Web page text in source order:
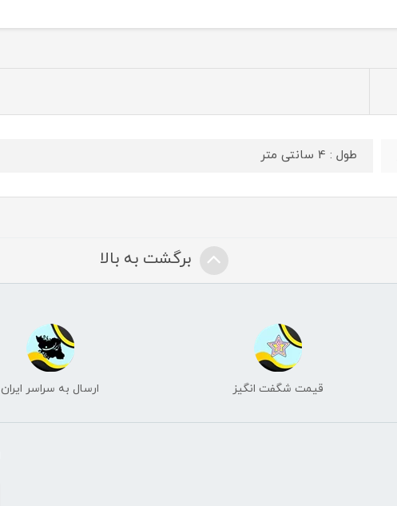
طول : 4 سانتی متر
برگشت به بالا
قیمت شگفت انگیز ارسال به سراسر ایران